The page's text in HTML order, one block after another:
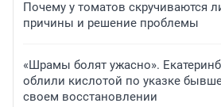
Почему у томатов скручиваются
причины и решение проблемы
«Шрамы болят ужасно».
облили кислотой по указке
своем восстановлении